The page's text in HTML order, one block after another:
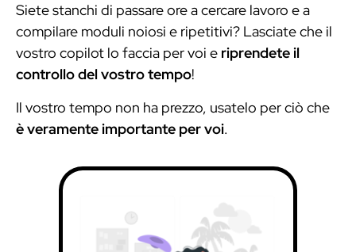
Siete stanchi di passare ore a cercare lavoro e a
compilare moduli noiosi e ripetitivi? Lasciate che il
vostro copilot lo faccia per voi e riprendete il
controllo del vostro tempo!
Il vostro tempo non ha prezzo, usatelo per ciò che
è veramente importante per voi.